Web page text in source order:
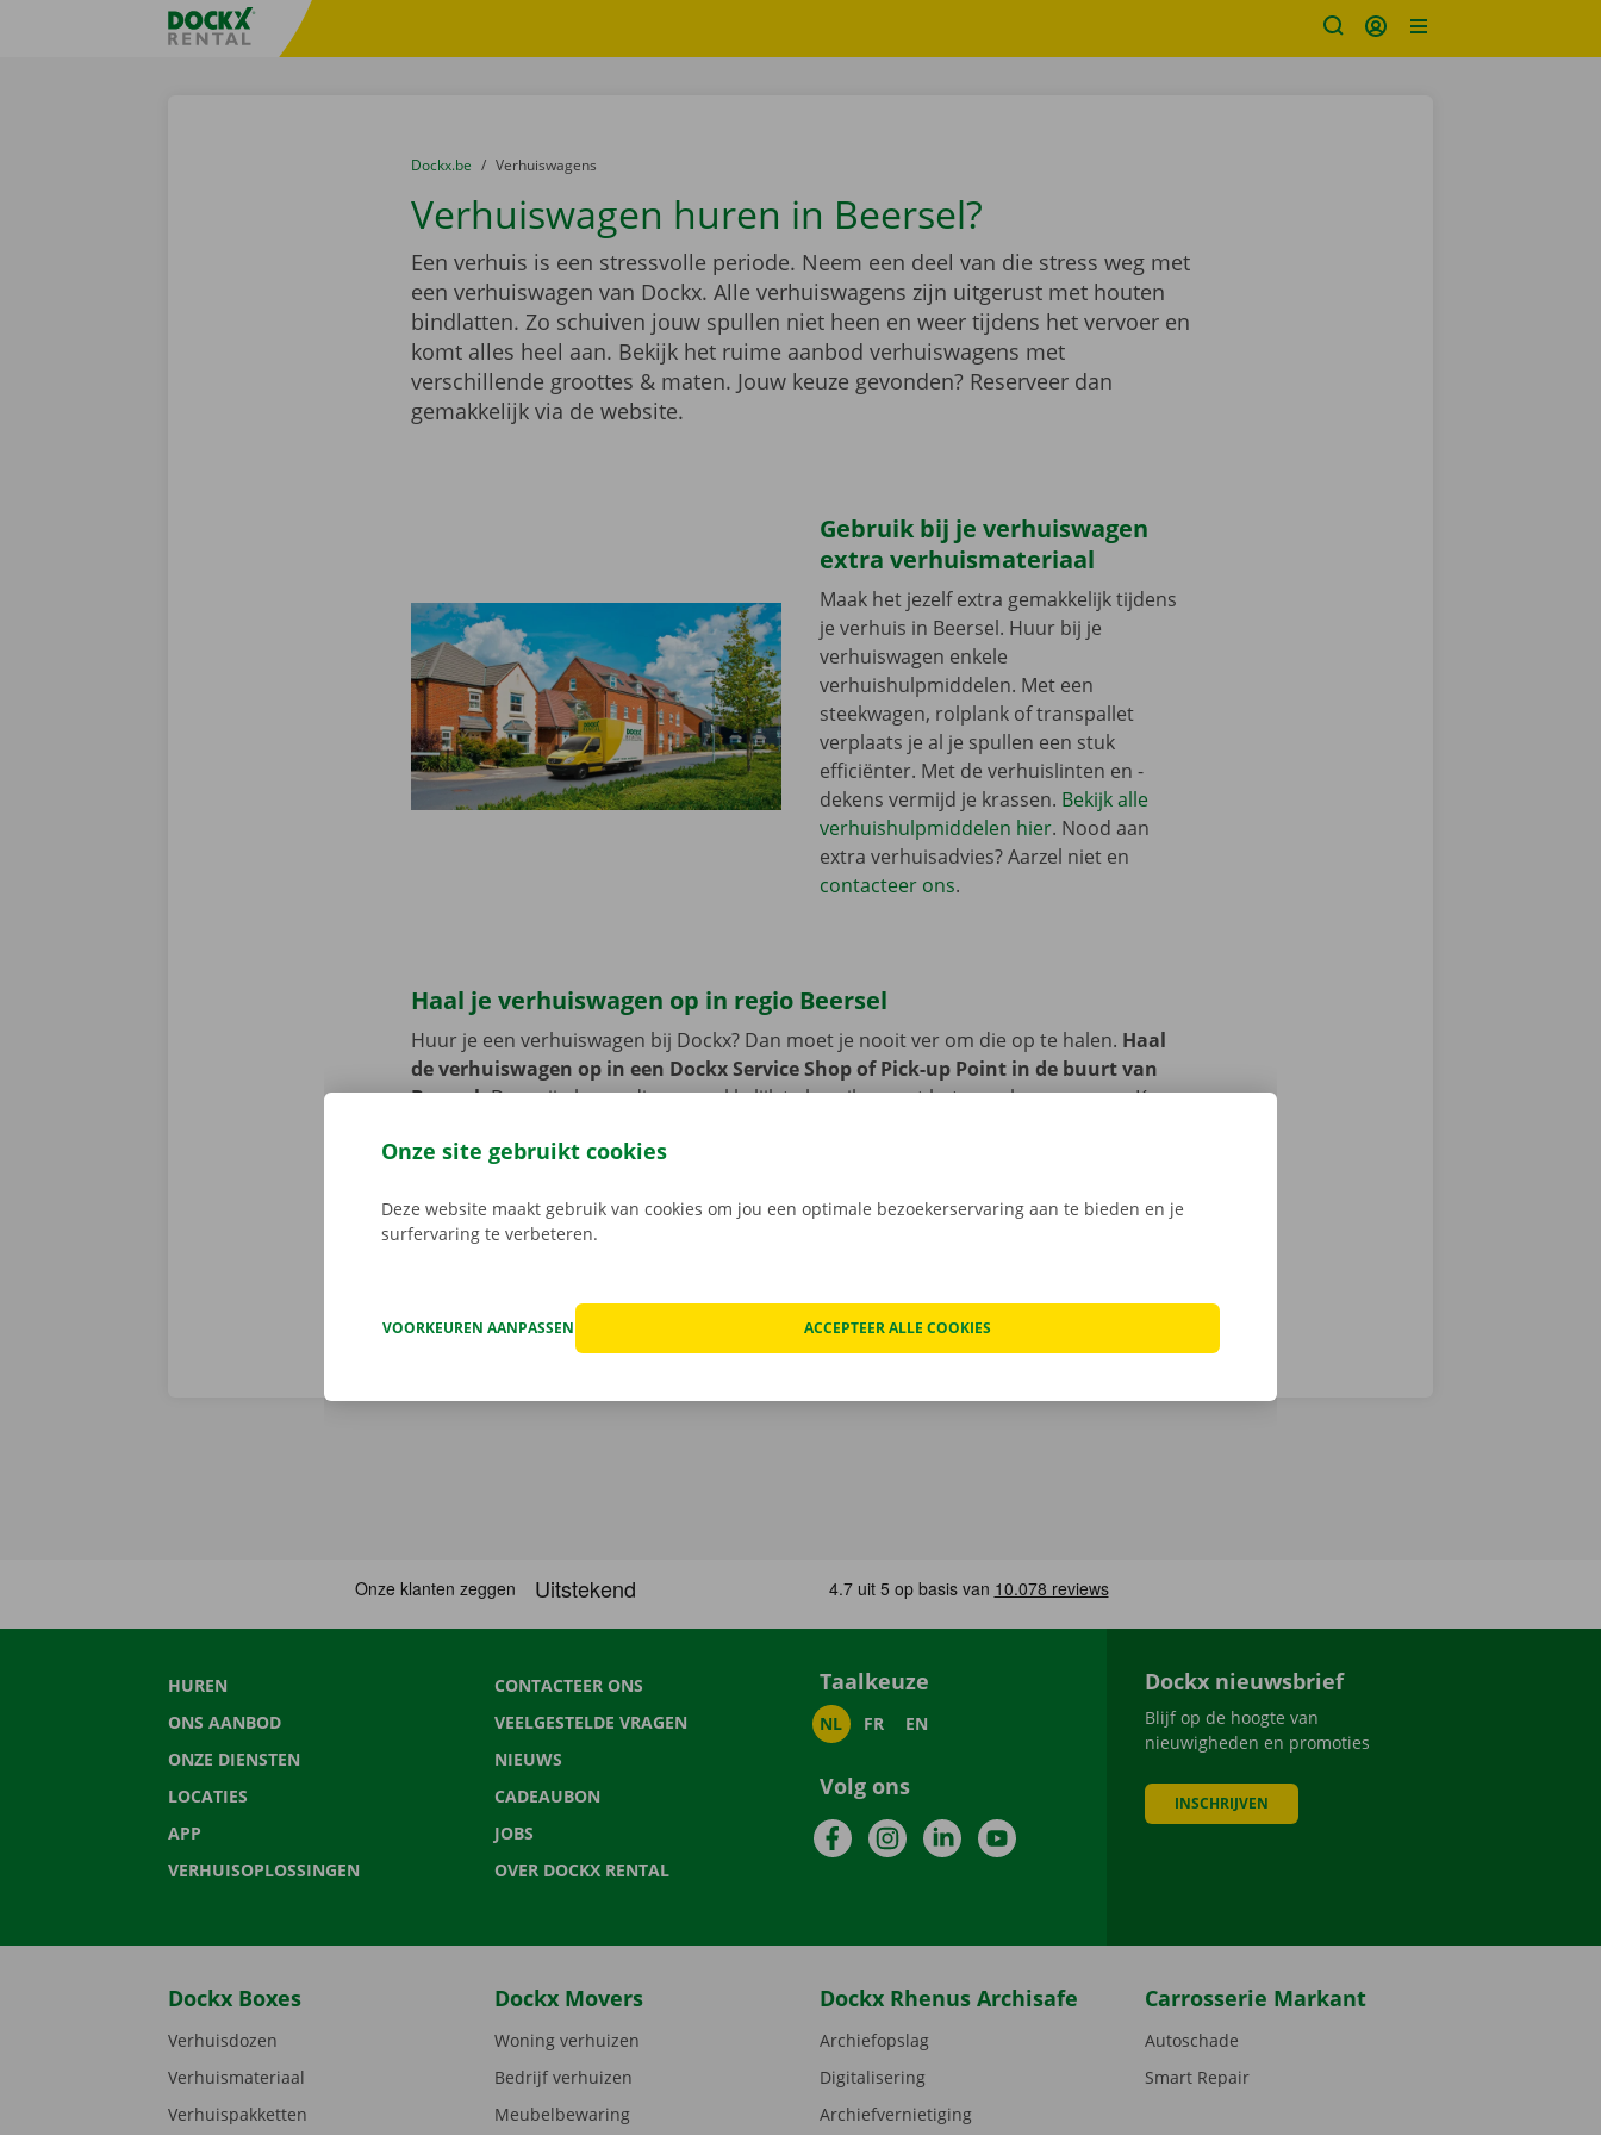
Taalselectie overslaanFratello DEMO
U bevindt zich hier:
van
Dockx.be naar
Verhuiswagens
Verhuiswagen huren in Beersel?
Een verhuis is een stressvolle periode. Neem een deel van die stress weg met
een verhuiswagen van Dockx. Alle verhuiswagens zijn uitgerust met houten
bindlatten. Zo schuiven jouw spullen niet heen en weer tijdens het vervoer en
komt alles heel aan. Bekijk het ruime aanbod verhuiswagens met
verschillende groottes & maten. Jouw keuze gevonden? Reserveer dan
gemakkelijk via de website.
Gebruik bij je verhuiswagen
extra verhuismateriaal
Maak het jezelf extra gemakkelijk tijdens
je verhuis in Beersel. Huur bij je
verhuiswagen enkele
verhuishulpmiddelen. Met een
steekwagen, rolplank of transpallet
verplaats je al je spullen een stuk
efficiënter. Met de verhuislinten en -
dekens vermijd je krassen. Bekijk alle
verhuishulpmiddelen hier. Nood aan
extra verhuisadvies? Aarzel niet en
contacteer ons.
Haal je verhuiswagen op in regio Beersel
Huur je een verhuiswagen bij Dockx? Dan moet je nooit ver om die op te halen. Haal
de verhuiswagen op in een Dockx Service Shop of Pick-up Point in de buurt van
Beersel.Deze zijn bovendien gemakkelijk te bereiken met het openbaar vervoer. Kom
Service Shop of Pick-up Point. Je auto laat je ook probleemloos achter op ons
nieuwe - thuis.
HUREN
ONS AANBOD
ONZE DIENSTEN
LOCATIES
APP
VERHUISOPLOSSINGEN
CONTACTEER ONS
VEELGESTELDE VRAGEN
NIEUWS
CADEAUBON
JOBS
OVER DOCKX RENTAL
Taalkeuze
NL FR EN
Volg ons
FacebookInstagramLinkedInYouTube
Dockx nieuwsbrief
Blijf op de hoogte van
nieuwigheden en promoties
INSCHRIJVEN
Dockx Boxes
Verhuisdozen
Verhuismateriaal
Verhuispakketten
Dockx Movers
Woning verhuizen
Bedrijf verhuizen
Meubelbewaring
Dockx Rhenus Archisafe
Archiefopslag
Digitalisering
Archiefvernietiging
Carrosserie Markant
Autoschade
Smart Repair
Onze site gebruikt cookies
Deze website maakt gebruik van cookies om jou een optimale bezoekerservaring aan te bieden en je
surfervaring te verbeteren.
VOORKEUREN AANPASSEN ACCEPTEER ALLE COOKIES